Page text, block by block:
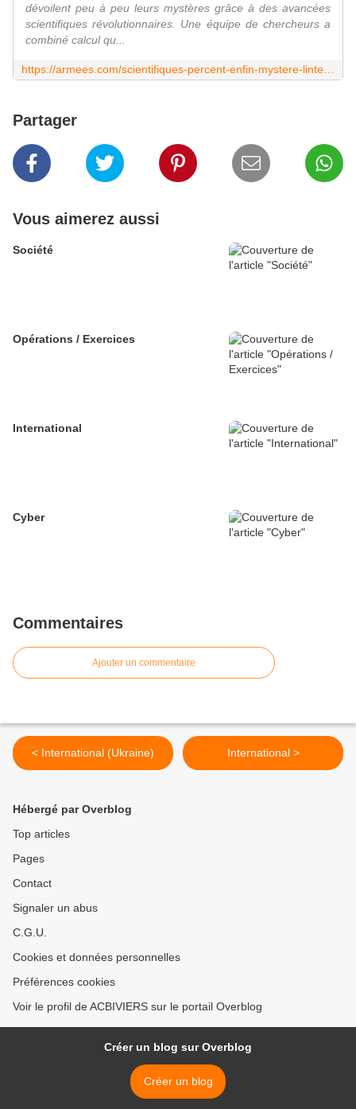
dévoilent peu à peu leurs mystères grâce à des avancées
scientifiques révolutionnaires. Une équipe de chercheurs a
combiné calcul qu...
Partager
Vous aimerez aussi
Société
Opérations / Exercices
International
Cyber
Commentaires
Ajouter un commentaire
< International (Ukraine) International >
Hébergé par Overblog
Top articles
Pages
Contact
Signaler un abus
C.G.U.
Cookies et données personnelles
Préférences cookies
Voir le profil de ACBIVIERS sur le portail Overblog
Créer un blog sur Overblog
Créer un blog